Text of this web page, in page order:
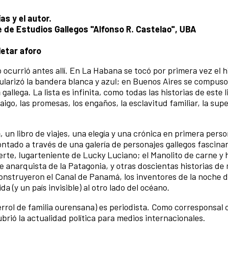
y el autor.
Estudios Gallegos "Alfonso R. Castelao", UBA
aforo
antes allí. En La Habana se tocó por primera vez el
la bandera blanca y azul; en Buenos Aires se compuso
La lista es infinita, como todas las historias de este
las promesas, los engaños, la esclavitud familiar, la
un libro de viajes, una elegía y una crónica en primera
a través de una galería de personajes gallegos
lugarteniente de Lucky Luciano; el Manolito de carne y
anarquista de la Patagonia, y otras doscientas historias de
el Canal de Panamá, los inventores de la noche
(y un país invisible) al otro lado del océano.
de familia ourensana) es periodista. Como corresponsal
la actualidad política para medios internacionales.